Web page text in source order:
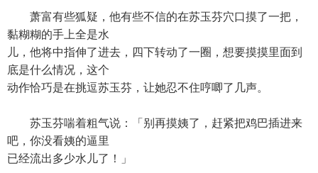
萧富有些狐疑，他有些不信的在苏玉芬穴口摸了一把，
黏糊糊的手上全是水
儿，他将中指伸了进去，四下转动了一圈，想要摸摸里面到
底是什么情况，这个
动作恰巧是在挑逗苏玉芬，让她忍不住哼唧了几声。
苏玉芬喘着粗气说：「别再摸姨了，赶紧把鸡巴插进来
吧，你没看姨的逼里
已经流出多少水儿了！」